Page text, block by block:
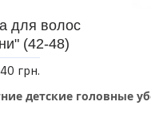
детские головные
для волос
(42-48)
грн.